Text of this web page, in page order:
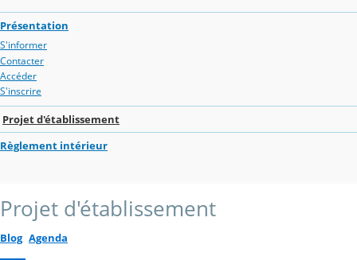
Présentation
S'informer
Contacter
Accéder
S'inscrire
Projet d'établissement
Règlement intérieur
Projet d'établissement
Blog Agenda